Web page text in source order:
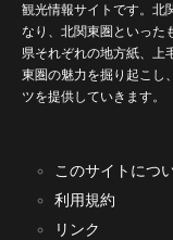
観光情報サイトです。北
なり、北関東圏といった
県それぞれの地方紙、上
東圏の魅力を掘り起こし
ツを提供していきます。
このサイトにつ
利用規約
リンク